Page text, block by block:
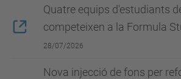
Quatre equips d'estudiants
competeixen a la Formula
28/07/2026
Nova injecció de fons per